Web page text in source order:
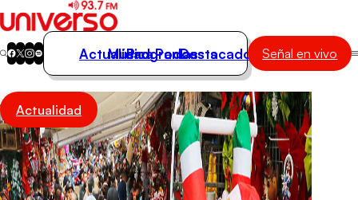
Actualidad
Música
Programas
Podcasts
Destacados
Actualidad
Música
Programas
Podcasts
Destacados Señal en vivo
Actualidad